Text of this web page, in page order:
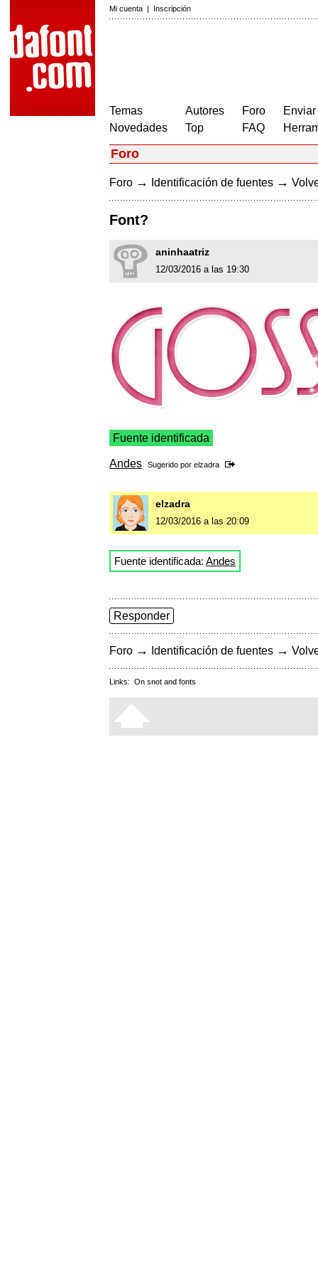
Mi cuenta | Inscripción
Temas
Novedades
Autores
Top
Foro
FAQ
Foro
Foro → Identificación de fuentes →
Font?
aninhaatriz
12/03/2016 a las 19:30
Fuente identificada
Andes Sugerido por elzadra
elzadra
12/03/2016 a las 20:09
Fuente identificada: Andes
Responder
Foro → Identificación de fuentes →
Links: On snot and fonts